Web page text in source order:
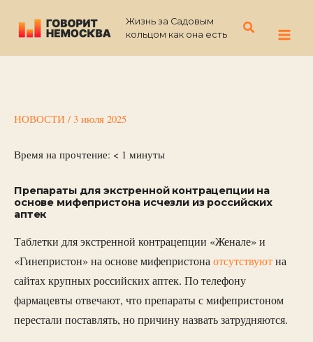
содержимому
Жизнь за Садовым
кольцом как она есть
Поиск
НОВОСТИ / 3 июля 2025
Время на прочтение: < 1 минуты
Препараты для экстренной контрацепции на
основе мифепристона исчезли из российских
аптек
Таблетки для экстренной контрацепции «Женале» и
«Гинепристон» на основе мифепристонаотсутствуютна
сайтах крупных российских аптек. По телефону
фармацевты отвечают, что препараты с мифепристоном
перестали поставлять, но причину назвать затрудняются.